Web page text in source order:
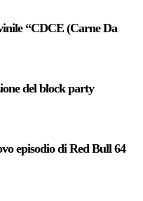
“CDCE (Carne Da
del block party
episodio di Red Bull 64